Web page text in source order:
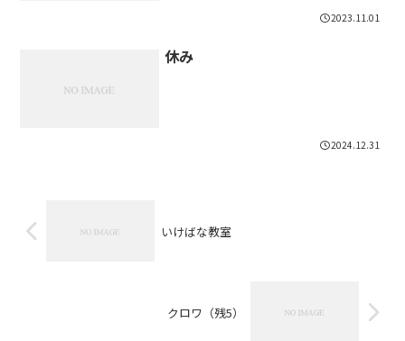
2023.11.01
休み
2024.12.31
いけばな教室
クロワ（残5）